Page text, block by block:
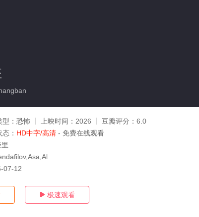
型： 恐怖 上映时间： 2026 豆瓣评分： 6.0
态： HD中字/高清 - 免费在线观看
07-12
 极速观看